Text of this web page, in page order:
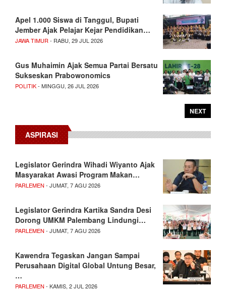
Apel 1.000 Siswa di Tanggul, Bupati
Jember Ajak Pelajar Kejar Pendidikan…
JAWA TIMUR - RABU, 29 JUL 2026
Gus Muhaimin Ajak Semua Partai Bersatu
Sukseskan Prabowonomics
POLITIK- MINGGU, 26 JUL 2026
NEXT
ASPIRASI
Legislator Gerindra Wihadi Wiyanto Ajak
Masyarakat Awasi Program Makan…
PARLEMEN - JUMAT, 7 AGU 2026
Legislator Gerindra Kartika Sandra Desi
Dorong UMKM Palembang Lindungi…
PARLEMEN - JUMAT, 7 AGU 2026
Kawendra Tegaskan Jangan Sampai
Perusahaan Digital Global Untung Besar,
…
PARLEMEN - KAMIS, 2 JUL 2026